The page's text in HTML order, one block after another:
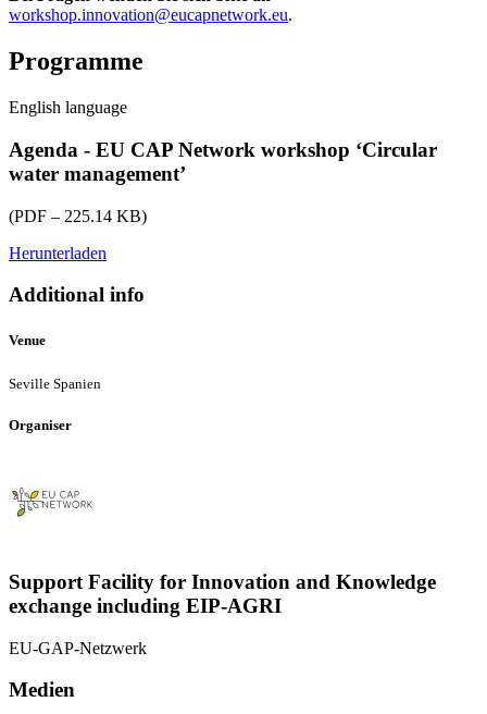
workshop.innovation@eucapnetwork.eu.
Programme
English language
Agenda - EU CAP Network workshop ‘Circular
water management’
(PDF – 225.14 KB)
Herunterladen
network-
Additional info
Venue
Seville Spanien
Organiser
Support Facility for Innovation and Knowledge
exchange including EIP-AGRI
EU-GAP-Netzwerk
Medien